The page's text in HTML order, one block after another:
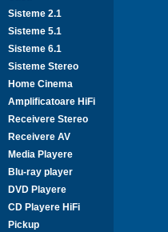
Sisteme 2.1
Sisteme 5.1
Sisteme 6.1
Sisteme Stereo
Home Cinema
Amplificatoare HiFi
Receivere Stereo
Receivere AV
Media Playere
Blu-ray player
DVD Playere
CD Playere HiFi
Pickup